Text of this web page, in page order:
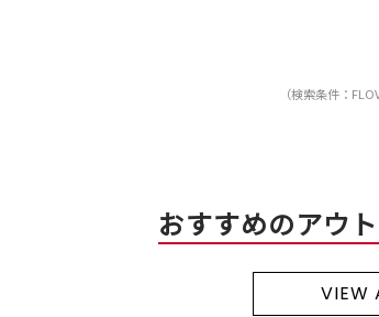
（検索条件：
おすすめのアウ
VIEW